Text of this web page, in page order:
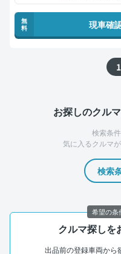
無
料
現車確
お探しのクル
検索条
気に入るクルマ
検索
クルマ探しを
出品前の登録車両から
希望の条